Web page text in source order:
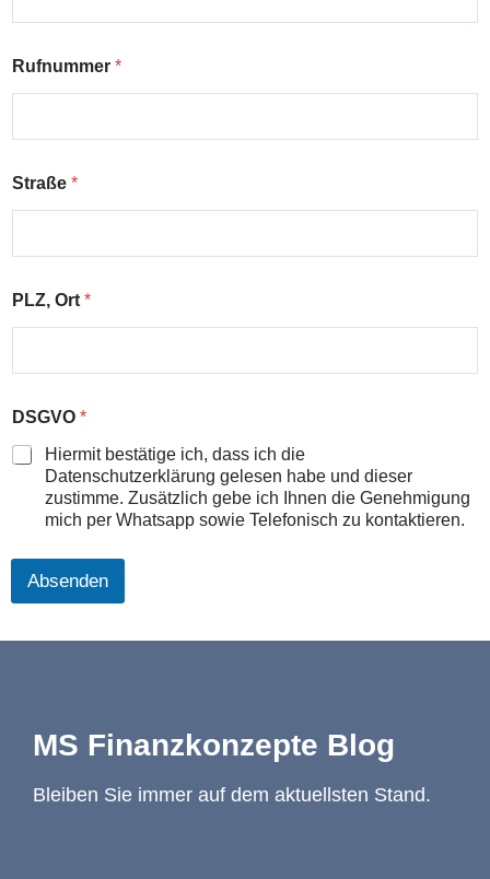
Rufnummer *
Straße *
PLZ, Ort *
DSGVO *
Hiermit bestätige ich, dass ich die
Datenschutzerklärung gelesen habe und dieser
zustimme. Zusätzlich gebe ich Ihnen die Genehmigung
mich per Whatsapp sowie Telefonisch zu kontaktieren.
Absenden
MS Finanzkonzepte Blog
Bleiben Sie immer auf dem aktuellsten Stand.